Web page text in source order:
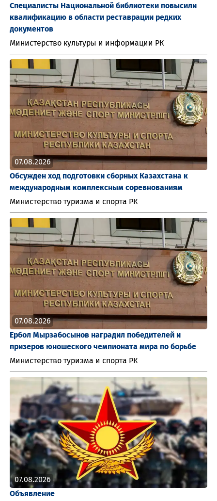
Специалисты Национальной библиотеки повысили
квалификацию в области реставрации редких
документов
Министерство культуры и информации РК
07.08.2026
Обсужден ход подготовки сборных Казахстана к
международным комплексным соревнованиям
Министерство туризма и спорта РК
07.08.2026
Ербол Мырзабосынов наградил победителей и
призеров юношеского чемпионата мира по борьбе
Министерство туризма и спорта РК
07.08.2026
Объявление